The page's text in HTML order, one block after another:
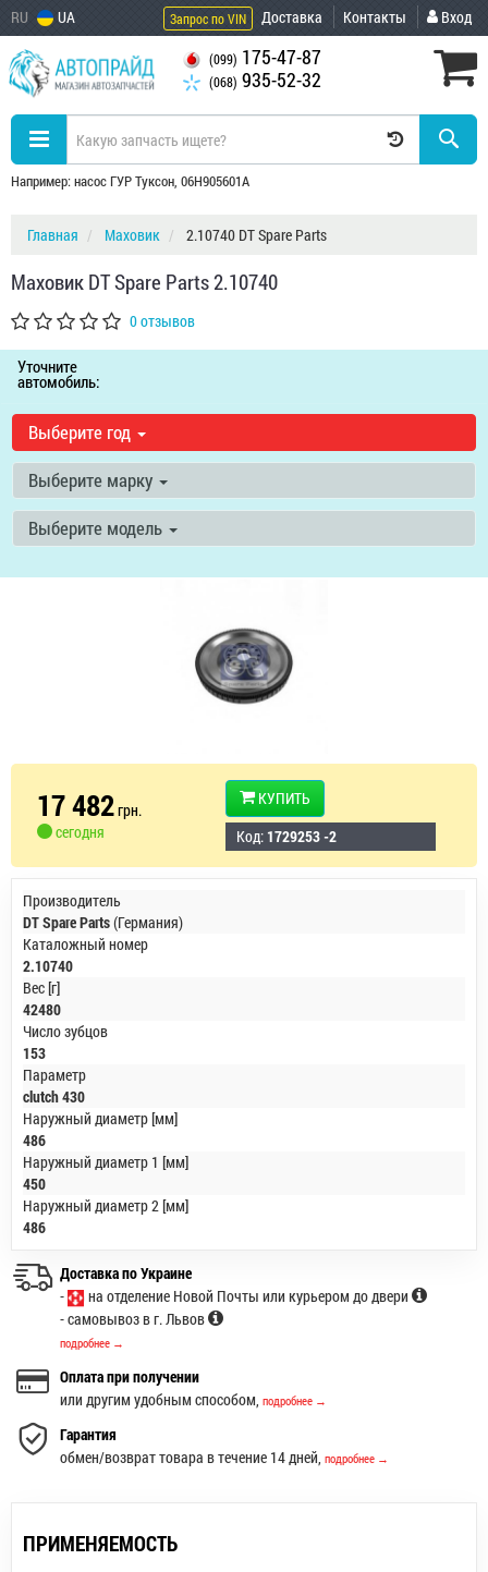
RU UA Запрос по VIN Доставка Контакты Вход
(099) 175-47-87
(068) 935-52-32
Например: насос ГУР Туксон, 06H905601A
Главная Маховик 2.10740 DT Spare Parts
Маховик DT Spare Parts 2.10740
0 отзывов
Уточните
автомобиль:
Выберите год
Выберите марку
Выберите модель
17 482грн.
сегодня
КУПИТЬ
Код: 1729253 -2
Производитель
DT Spare Parts(Германия)
Каталожный номер
2.10740
Вес [г]
42480
Число зубцов
153
Параметр
clutch 430
Наружный диаметр [мм]
486
Наружный диаметр 1 [мм]
450
Наружный диаметр 2 [мм]
486
Доставка по Украине
-
на отделение Новой Почты или курьером до двери
- самовывоз в г. Львов
подробнее →
Оплата при получении
или другим удобным способом, подробнее →
Гарантия
обмен/возврат товара в течение 14 дней, подробнее →
ПРИМЕНЯЕМОСТЬ